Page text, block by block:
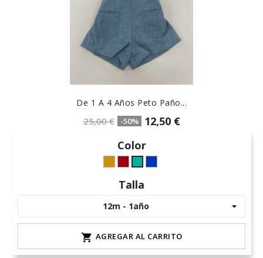
De 1 A 4 Años Peto Paño...
25,00 € -50%
12,50 €
Color
Camel-
6
granate
verde
azulado
equinox-
(2)
tinta-
Talla
 AGREGAR AL CARRITO